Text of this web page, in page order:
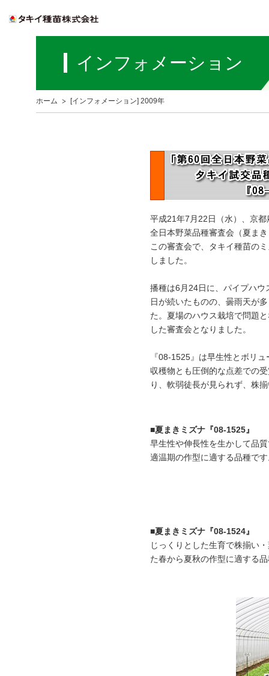
インフォメーション
ホーム [インフォメーション] 2009年
平成21年7月22日（水）、京
全日本野菜品種審査会（夏ま
この審査会で、タキイ種苗の
しました。
播種は6月24日に、パイプハ
日が続いたものの、曇雨天が
た。夏場のハウス栽培で問題
した審査会となりました。
『08-1525』は早生性とボリ
収穫物とも圧倒的な点差での
り、軟弱徒長が見られず、株
■夏まきミズナ『08-1525』
早生性や伸長性を生かして品
適温期の作型に適する品種で
■夏まきミズナ『08-1524』
じっくりとした生育で株揃い
た春から夏秋の作型に適する